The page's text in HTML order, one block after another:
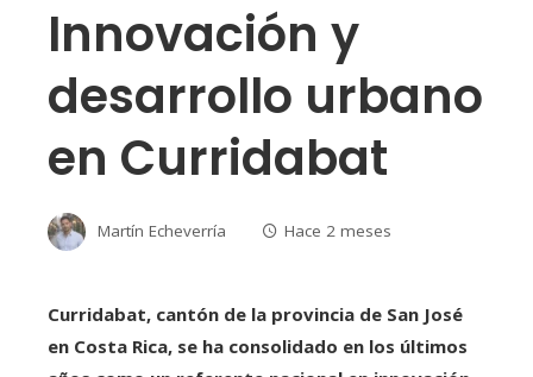
Innovación y
desarrollo urbano
en Curridabat
Martín Echeverría Hace 2 meses
Curridabat, cantón de la provincia de San José
en Costa Rica, se ha consolidado en los últimos